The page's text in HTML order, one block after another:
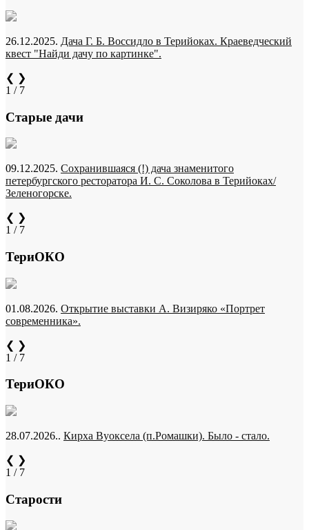
26.12.2025. Дача Г. Б. Воссидло в Терийоках. Краеведческий
квест "Найди дачу по картинке".
❮ ❯
1 / 7
Старые дачи
09.12.2025. Сохранившаяся (!) дача знаменитого
петербургского ресторатора И. С. Соколова в Терийоках/
Зеленогорске.
❮ ❯
1 / 7
ТериОКО
01.08.2026. Открытие выставки А. Визиряко «Портрет
современника».
❮ ❯
1 / 7
ТериОКО
28.07.2026.. Кирха Вуоксела (п.Ромашки). Было - стало.
❮ ❯
1 / 7
Старости